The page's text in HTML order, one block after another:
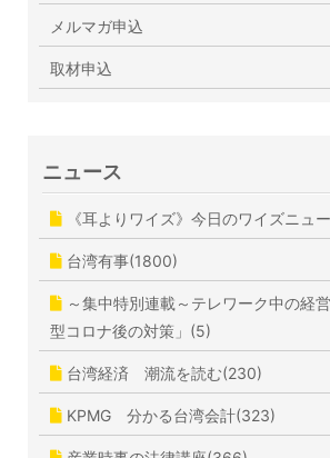
メルマガ申込
取材申込
ニュース
《耳よりワイズ》今日のワイズニュ
台湾有事(1800)
～集中特別連載～テレワーク中の経
型コロナ後の対策」(5)
台湾経済 潮流を読む(230)
KPMG 分かる台湾会計(323)